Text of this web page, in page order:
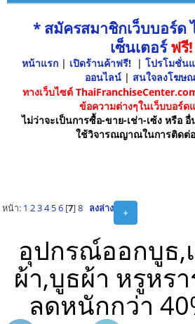
* สมัครสมาชิกเว็บบอร์ด
เซ็นเตอร์ฟรี!
หน้าแรก | เปิดร้านค้าฟรี! | โปรโมชั่น
ออนไลน์ | สนใจลงโฆษ
ทางเว็บไซต์
ข้อความต่างๆในเว็บบอร์ด
ไม่ว่าจะเป็นการซื้อ-ขาย-เช่า-เซ้ง หรือ
ใช้วิจารณญาณในการติดต่
+
หน้า: 1 2 3 4 5 6[7]8 ลงล่าง
อุปกรณ์ออกบูธ,
ผ้า,บูธผ้า หรูหรา
ลดหนักกว่า